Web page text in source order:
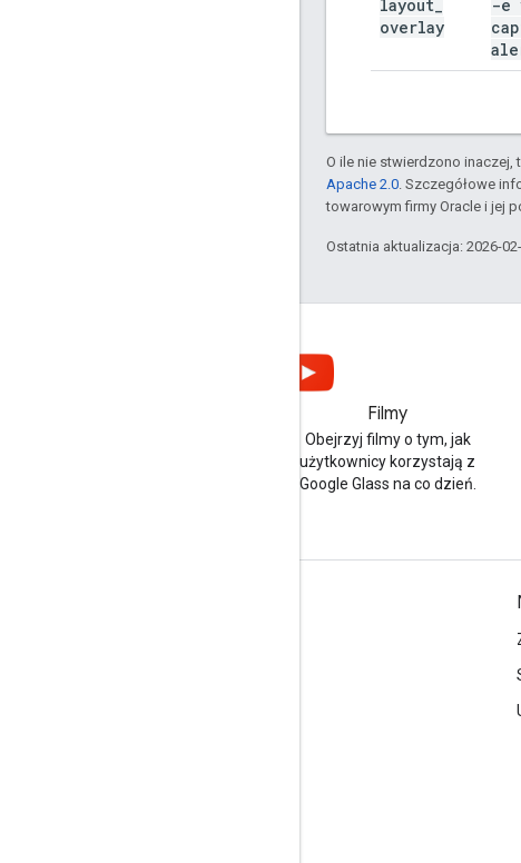
layout
overlay
-e
O ile nie stwierdzono inaczej,
Apache 2.0 . Szczegółowe
towarowym firmy Oracle i jej
Ostatnia aktualizacja: 2026-02-
Filmy
Obejrzyj filmy o tym, jak
użytkownicy korzystają z
Google Glass na co dzień.